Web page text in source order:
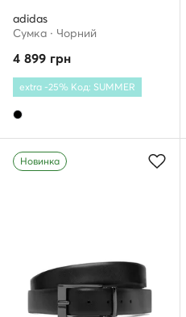
adidas
Сумка · Чорний
4 899 грн
extra -25% Код: SUMMER
Новинка